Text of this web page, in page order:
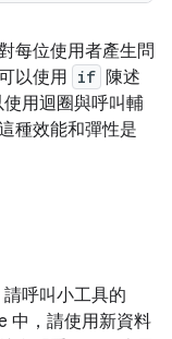
每位使用者產生問
以使用 if 陳述
用迴圈與呼叫輔
種效能和彈性是
呼叫小工具的
中，請使用新資料